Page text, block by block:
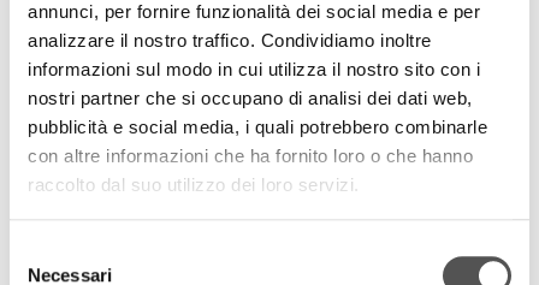
annunci, per fornire funzionalità dei social media e per
analizzare il nostro traffico. Condividiamo inoltre
informazioni sul modo in cui utilizza il nostro sito con i
nostri partner che si occupano di analisi dei dati web,
pubblicità e social media, i quali potrebbero combinarle
con altre informazioni che ha fornito loro o che hanno
raccolto dal suo utilizzo dei loro servizi.
delNecessari